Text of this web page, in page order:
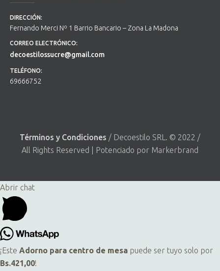
DIRECCIÓN:
Fernando Merci Nº 1 Barrio Bancario – Zona La Madona
CORREO ELECTRÓNICO:
decoestilossucre@gmail.com
TELÉFONO:
69666752
Términos y Condiciones / Decoestilo SRL. © 2022 /
All Rights Reserved | Potenciado por Markerbrand
Abrir chat
¡Este Adorno para centro de mesa puede ser tuyo solo por
Bs.421,00!